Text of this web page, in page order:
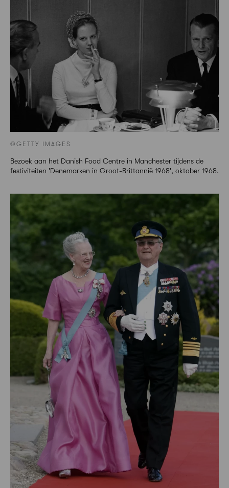
©GETTY IMAGES
Bezoek aan het Danish Food Centre in Manchester tijdens de
festiviteiten 'Denemarken in Groot-Brittannië 1968', oktober 1968.